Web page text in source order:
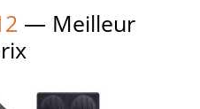
— Meilleur